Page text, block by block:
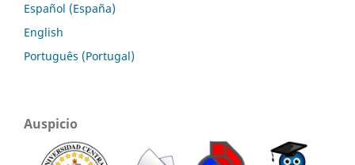
Español (España)
English
Português (Portugal)
Auspicio